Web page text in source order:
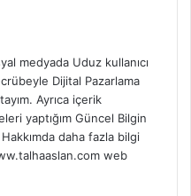
medyada Uduz kullanıcı
Dijital Pazarlama
Ayrıca içerik
yaptığım Güncel Bilgin
daha fazla bilgi
web